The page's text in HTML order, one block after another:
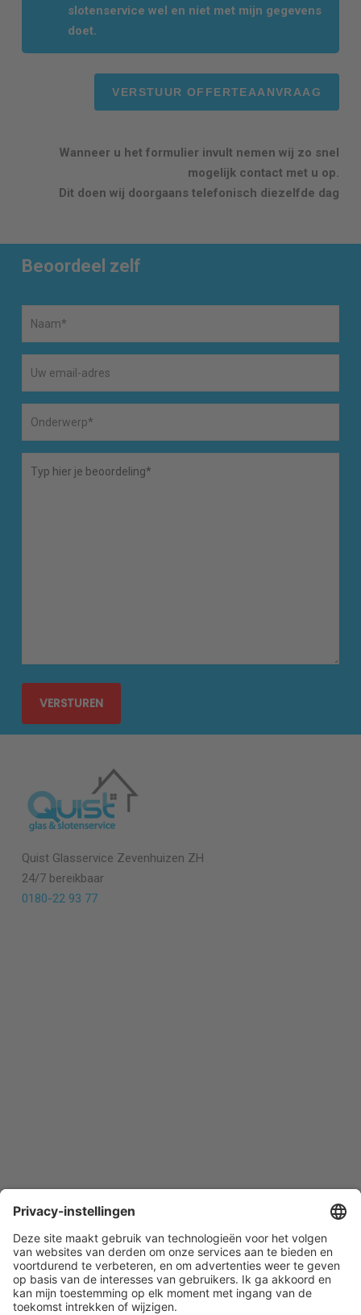
slotenservice wel en niet met mijn gegevens
doet.
Wanneer u het formulier invult nemen wij zo snel
mogelijk contact met u op.
Dit doen wij doorgaans telefonisch diezelfde dag
Beoordeel zelf
Quist Glasservice Zevenhuizen ZH
24/7 bereikbaar
0180-22 93 77